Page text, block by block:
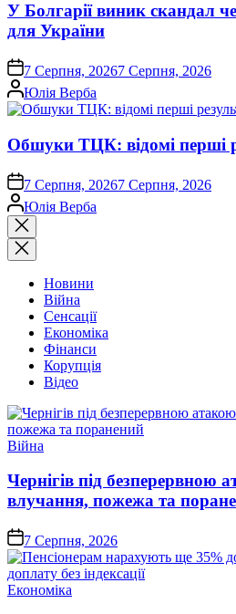
У Болгарії виник скандал
для України
on 7 Серпня, 20267 Серпня, 2026
Опубліковано
Юлія Верба
Обшуки ТЦК: відомі перші
on 7 Серпня, 20267 Серпня, 2026
Опубліковано
Юлія Верба
Закрити
пошук
Новини
Війна
Сенсації
Економіка
Фінанси
Корупція
Відео
Опублікувати
Війна
Чернігів під безперервною
влучання, пожежа та
on 7 Серпня, 2026
Опублікувати
Економіка